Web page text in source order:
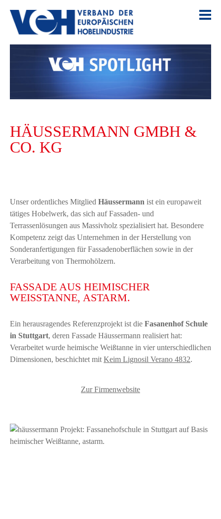
HÄUSSERMANN GMBH &
CO. KG
Unser ordentliches Mitglied Häussermann ist ein europaweit
tätiges Hobelwerk, das sich auf Fassaden- und
Terrassenlösungen aus Massivholz spezialisiert hat. Besondere
Kompetenz zeigt das Unternehmen in der Herstellung von
Sonderanfertigungen für Fassadenoberflächen sowie in der
Verarbeitung von Thermohölzern.
FASSADE AUS HEIMISCHER
WEISSTANNE, ASTARM.
Ein herausragendes Referenzprojekt ist die Fasanenhof Schule
in Stuttgart, deren Fassade Häussermann realisiert hat:
Verarbeitet wurde heimische Weißtanne in vier unterschiedlichen
Dimensionen, beschichtet mit Keim Lignosil Verano 4832.
Zur Firmenwebsite